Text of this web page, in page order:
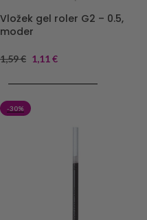
Vložek gel roler G2 – 0.5,
moder
1,59€ 1,11€
-30%